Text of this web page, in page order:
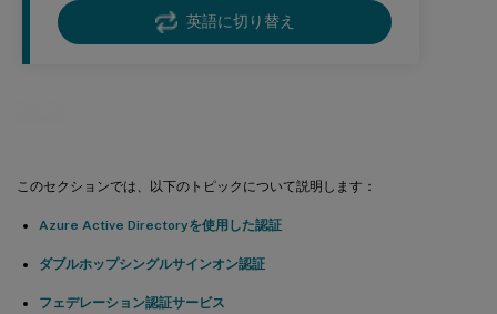
英語に切り替え
このセクションでは、以下のトピックについて説明します：
Azure Active Directoryを使用した認証
ダブルホップシングルサインオン認証
フェデレーション認証サービス